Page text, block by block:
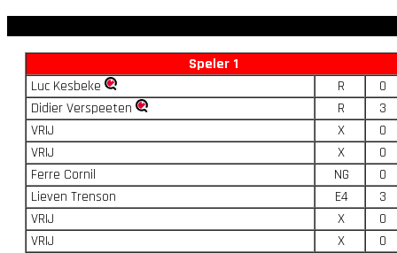
Speler 1
Luc Kesbeke
R
0
Didier Verspeeten
R
3
VRIJ
X
0
VRIJ
X
0
Ferre Cornil
NG
0
Lieven Trenson
E4
3
VRIJ
X
0
VRIJ
X
0